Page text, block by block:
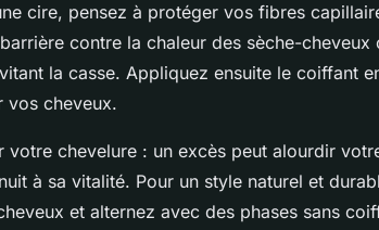
cire, pensez à protéger vos fibres
contre la chaleur des sèche-cheveux
la casse. Appliquez ensuite le coiffant
vos cheveux.
votre chevelure : un excès peut alourdir
à sa vitalité. Pour un style naturel et
et alternez avec des phases sans